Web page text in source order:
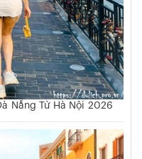
Nẵng Từ Hà Nội 2026